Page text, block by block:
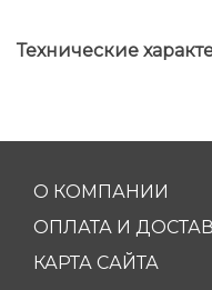
Технические
О КОМПАНИИ
ОПЛАТА И
КАРТА САЙТА